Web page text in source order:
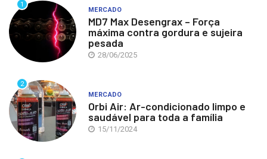
1
MERCADO
MD7 Max Desengrax – Força
máxima contra gordura e sujeira
pesada
28/06/2025
2
MERCADO
Orbi Air: Ar-condicionado limpo e
saudável para toda a família
15/11/2024